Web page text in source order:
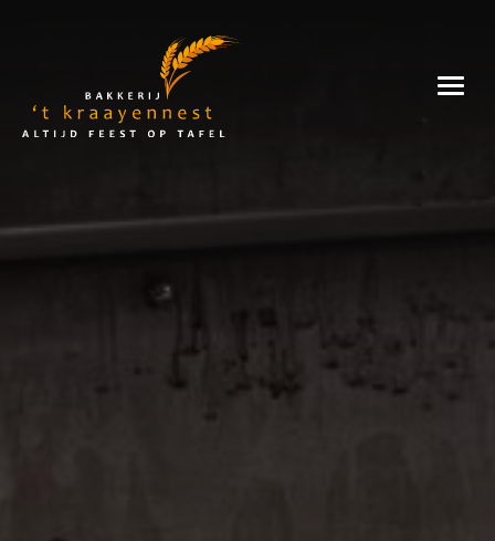
Kraayennest